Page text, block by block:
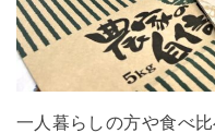
一人暮らしの方や食べ